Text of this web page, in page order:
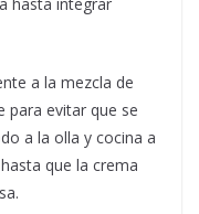
hasta integrar
a la mezcla de
para evitar que se
a la olla y cocina a
que la crema